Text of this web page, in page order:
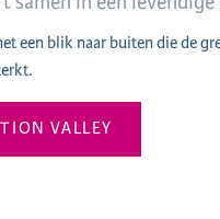
een blik naar buiten die de
VALLEY